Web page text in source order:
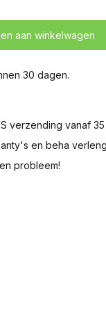
aan winkelwagen
30 dagen.
verzending vanaf
en beha
probleem!